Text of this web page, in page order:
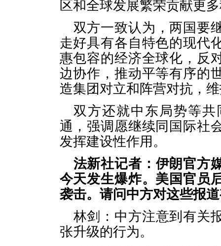
区和全球发展繁荣贡献更
双方一致认为，两国要
走好具有各自特色的现代
惠包容的经济全球化，反
边协作，推动平等有序的
造集团对立和阵营对抗，
双方还就中东局势等
通，强调愿继续同国际社
发挥建设性作用。
法新社记者：伊朗官方
今天发生爆炸。美国官员
袭击。请问中方对这些报
林剑：中方注意到有关
张升级的行为。